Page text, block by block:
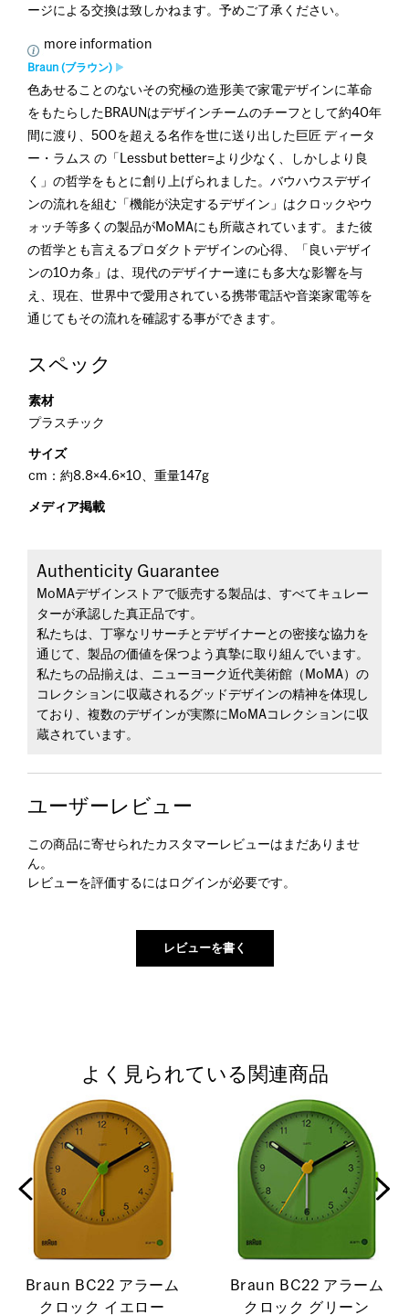
ージによる交換は致しかねます。予めご了承ください。
more information
Braun (ブラウン)
色あせることのないその究極の造形美で家電デザインに革命
をもたらしたBRAUNはデザインチームのチーフとして約40年
間に渡り、500を超える名作を世に送り出した巨匠 ディータ
ー・ラムス の「Lessbut better=より少なく、しかしより良
く」の哲学をもとに創り上げられました。バウハウスデザイ
ンの流れを組む「機能が決定するデザイン」はクロックやウ
ォッチ等多くの製品がMoMAにも所蔵されています。また彼
の哲学とも言えるプロダクトデザインの心得、「良いデザイ
ンの10カ条」は、現代のデザイナー達にも多大な影響を与
え、現在、世界中で愛用されている携帯電話や音楽家電等を
通じてもその流れを確認する事ができます。
スペック
素材
プラスチック
サイズ
cm：約8.8×4.6×10、重量147g
メディア掲載
Authenticity Guarantee
MoMAデザインストアで販売する製品は、すべてキュレー
ターが承認した真正品です。
私たちは、丁寧なリサーチとデザイナーとの密接な協力を
通じて、製品の価値を保つよう真摯に取り組んでいます。
私たちの品揃えは、ニューヨーク近代美術館（MoMA）の
コレクションに収蔵されるグッドデザインの精神を体現し
ており、複数のデザインが実際にMoMAコレクションに収
蔵されています。
ユーザーレビュー
この商品に寄せられたカスタマーレビューはまだありませ
ん。
レビューを評価するには ログインが必要です。
よく見られている関連商品
Braun BC22 アラーム
クロック イエロー
Braun BC22 アラーム
クロック グリーン